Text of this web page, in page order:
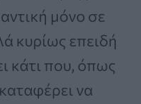
μόνο σε
κυρίως επειδή
κάτι που, όπως
να